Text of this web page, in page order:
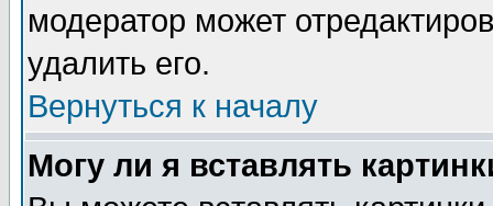
модератор может
удалить его.
Вернуться к началу
Могу ли я вставлять